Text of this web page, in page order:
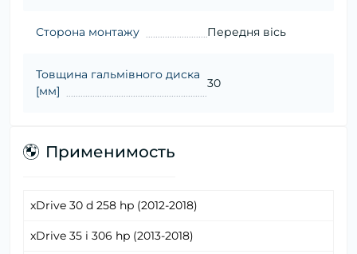
Сторона монтажу Передня вісь
Товщина гальмівного диска
[мм]
30
Применимость
xDrive 30 d 258 hp (2012-2018)
xDrive 35 i 306 hp (2013-2018)